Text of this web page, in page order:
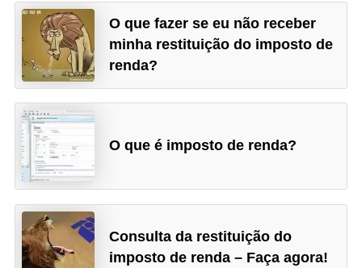
O que fazer se eu não receber
minha restituição do imposto de
renda?
O que é imposto de renda?
Consulta da restituição do
imposto de renda – Faça agora!
r
m
a
s
d
e
p
a
g
a
m